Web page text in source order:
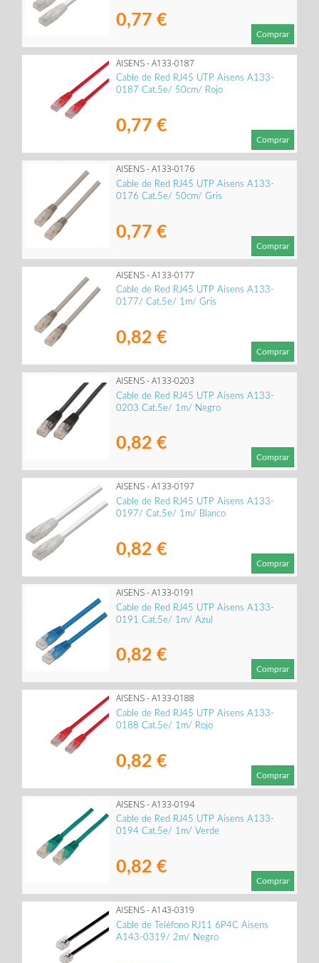
0,77 €
Comprar
AISENS - A133-0187
Cable de Red RJ45 UTP Aisens A133-
0187 Cat.5e/ 50cm/ Rojo
0,77 €
Comprar
AISENS - A133-0176
Cable de Red RJ45 UTP Aisens A133-
0176 Cat.5e/ 50cm/ Gris
0,77 €
Comprar
AISENS - A133-0177
Cable de Red RJ45 UTP Aisens A133-
0177/ Cat.5e/ 1m/ Gris
0,82 €
Comprar
AISENS - A133-0203
Cable de Red RJ45 UTP Aisens A133-
0203 Cat.5e/ 1m/ Negro
0,82 €
Comprar
AISENS - A133-0197
Cable de Red RJ45 UTP Aisens A133-
0197/ Cat.5e/ 1m/ Blanco
0,82 €
Comprar
AISENS - A133-0191
Cable de Red RJ45 UTP Aisens A133-
0191 Cat.5e/ 1m/ Azul
0,82 €
Comprar
AISENS - A133-0188
Cable de Red RJ45 UTP Aisens A133-
0188 Cat.5e/ 1m/ Rojo
0,82 €
Comprar
AISENS - A133-0194
Cable de Red RJ45 UTP Aisens A133-
0194 Cat.5e/ 1m/ Verde
0,82 €
Comprar
AISENS - A143-0319
Cable de Teléfono RJ11 6P4C Aisens
A143-0319/ 2m/ Negro